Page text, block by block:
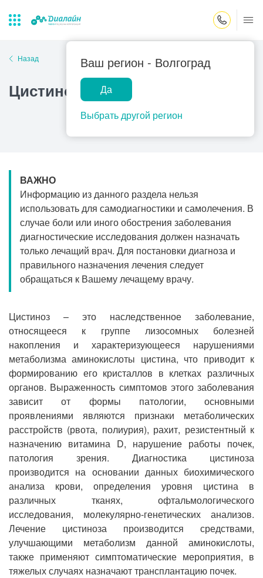
Ваш регион - Волгоград
Да
Выбрать другой регион
Лаборатории
Центр помощи
на дому
Закрыть поиск
Популярные запросы
Прием гинеколога
Прием гастроэнтеролога
Прием офтальмолога
Прием уролога
Прием хирурга
Прием кардиолога
Назад
Цистиноз
ВАЖНО
Информацию из данного раздела нельзя
использовать для самодиагностики и самолечения. В
случае боли или иного обострения заболевания
диагностические исследования должен назначать
только лечащий врач. Для постановки диагноза и
правильного назначения лечения следует
обращаться к Вашему лечащему врачу.
Цистиноз – это наследственное заболевание,
относящееся к группе лизосомных болезней
накопления и характеризующееся нарушениями
метаболизма аминокислоты цистина, что приводит к
формированию его кристаллов в клетках различных
органов. Выраженность симптомов этого заболевания
зависит от формы патологии, основными
проявлениями являются признаки метаболических
расстройств (рвота, полиурия), рахит, резистентный к
назначению витамина D, нарушение работы почек,
патология зрения. Диагностика цистиноза
производится на основании данных биохимического
анализа крови, определения уровня цистина в
различных тканях, офтальмологического
исследования, молекулярно-генетических анализов.
Лечение цистиноза производится средствами,
улучшающими метаболизм данной аминокислоты,
также применяют симптоматические мероприятия, в
тяжелых случаях назначают трансплантацию почек.